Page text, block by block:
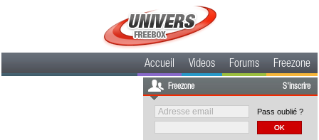
Accueil Videos Forums Freezone
Freezone S'inscrire
Pass oublié ?